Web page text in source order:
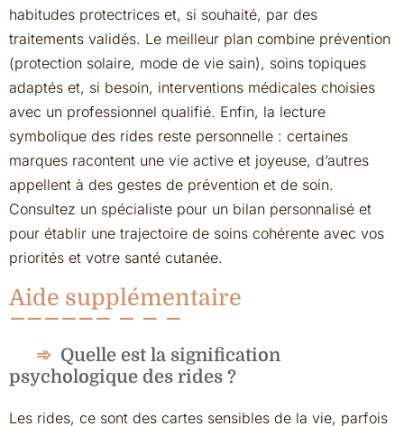
habitudes protectrices et, si souhaité, par des
traitements validés. Le meilleur plan combine prévention
(protection solaire, mode de vie sain), soins topiques
adaptés et, si besoin, interventions médicales choisies
avec un professionnel qualifié. Enfin, la lecture
symbolique des rides reste personnelle : certaines
marques racontent une vie active et joyeuse, d’autres
appellent à des gestes de prévention et de soin.
Consultez un spécialiste pour un bilan personnalisé et
pour établir une trajectoire de soins cohérente avec vos
priorités et votre santé cutanée.
Aide supplémentaire
Quelle est la signification
psychologique des rides ?
Les rides, ce sont des cartes sensibles de la vie, parfois